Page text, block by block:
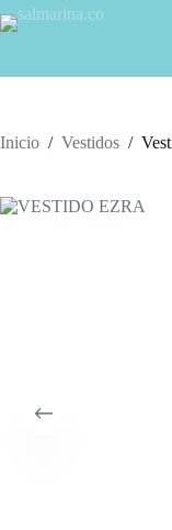
Saltar
al
Inicio / Vestidos /